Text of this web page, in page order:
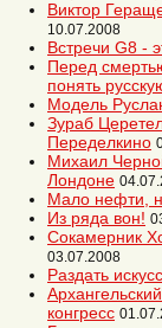
Виктор
10.07.2008
Встречи G8 -
Перед
понять
Модель
Зураб
Переделкино
Михаил
Лондоне
Мало нефти,
Из ряда вон!
Сокамерник
03.07.2008
Раздать
конгресс